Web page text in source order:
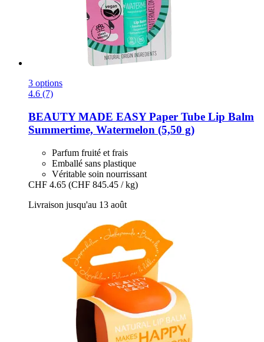
3 options
4.6 (7)
BEAUTY MADE EASYPaper Tube Lip Balm
Summertime, Watermelon (5,50 g)
Parfum fruité et frais
Emballé sans plastique
Véritable soin nourrissant
CHF 4.65 (CHF 845.45 / kg)
Livraison jusqu'au 13 août